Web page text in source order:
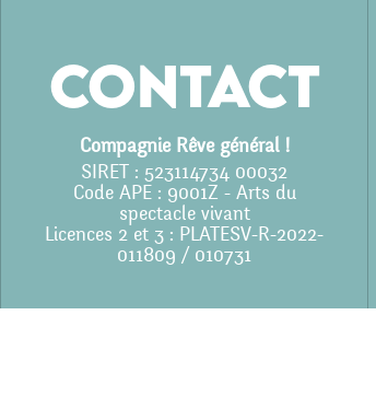
Contact
Compagnie Rêve général !
SIRET : 523114734 00032
Code APE : 9001Z - Arts du
spectacle vivant
Licences 2 et 3 : PLATESV-R-2022-
011809 / 010731